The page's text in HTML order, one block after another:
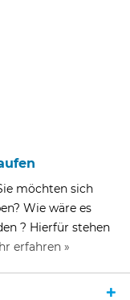
möchten sich
Wie wäre es
? Hierfür stehen
erfahren »